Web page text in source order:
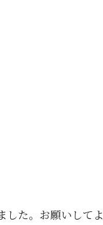
した。お願いしてよ